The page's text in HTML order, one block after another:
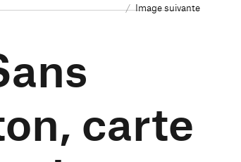
Image suivante
carte